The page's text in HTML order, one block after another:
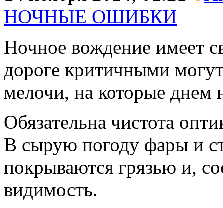
НОЧНЫЕ ОШИБКИ
Ночное вождение имеет
дороге критичными
мелочи, на которые днем
Обязательна чистота
В сырую погоду фары и
покрываются грязью и,
видимость.